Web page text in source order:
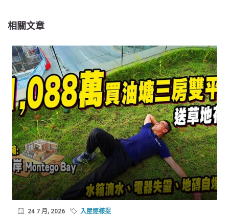
相關文章
24 7 月, 2026 入屋逐樣捉